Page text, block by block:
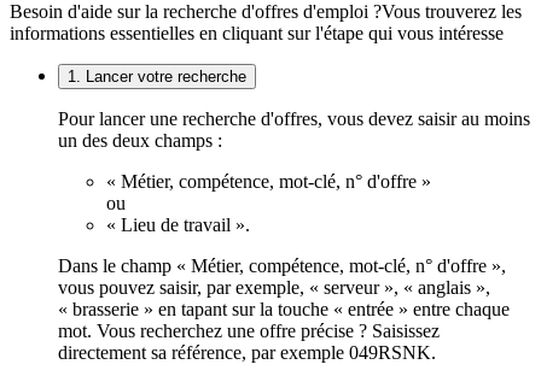
Besoin d'aide sur la recherche d'offres d'emploi ?Vous trouverez les
informations essentielles en cliquant sur l'étape qui vous intéresse
1. Lancer votre recherche
Pour lancer une recherche d'offres, vous devez saisir au moins
un des deux champs :
« Métier, compétence, mot-clé, n° d'offre »
ou
« Lieu de travail ».
Dans le champ « Métier, compétence, mot-clé, n° d'offre »,
vous pouvez saisir, par exemple, « serveur », « anglais »,
« brasserie » en tapant sur la touche « entrée » entre chaque
mot. Vous recherchez une offre précise ? Saisissez
directement sa référence, par exemple 049RSNK.